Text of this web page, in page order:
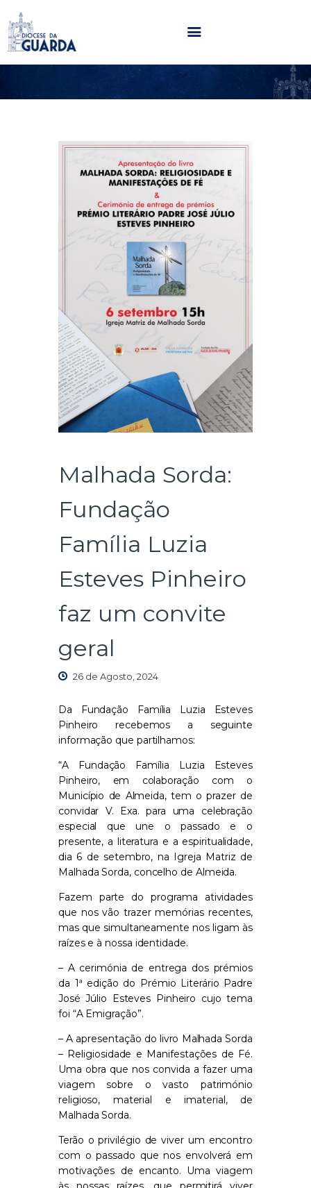
HOME
NOTÍCIAS
MULTIMÉDIA
SENTIR COM A IGREJA
CONTACTOS
Malhada Sorda:
Fundação
Família Luzia
Esteves Pinheiro
faz um convite
geral
26 de Agosto, 2024
Da Fundação Família Luzia Esteves
Pinheiro recebemos a seguinte
informação que partilhamos:
“A Fundação Família Luzia Esteves
Pinheiro, em colaboração com o
Município de Almeida, tem o prazer de
convidar V. Exa. para uma celebração
especial que une o passado e o
presente, a literatura e a espiritualidade,
dia 6 de setembro, na Igreja Matriz de
Malhada Sorda, concelho de Almeida.
Fazem parte do programa atividades
que nos vão trazer memórias recentes,
mas que simultaneamente nos ligam às
raízes e à nossa identidade.
– A cerimónia de entrega dos prémios
da 1ª edição do Prémio Literário Padre
José Júlio Esteves Pinheiro cujo tema
foi “A Emigração”.
– A apresentação do livro Malhada Sorda
– Religiosidade e Manifestações de Fé.
Uma obra que nos convida a fazer uma
viagem sobre o vasto património
religioso, material e imaterial, de
Malhada Sorda.
Terão o privilégio de viver um encontro
com o passado que nos envolverá em
motivações de encanto. Uma viagem